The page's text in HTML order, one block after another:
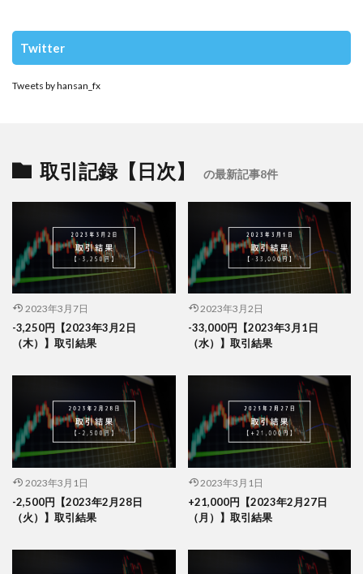
Twitter
Tweets by hansan_fx
取引記録【日次】 の最新記事8件
2023年3月7日
-3,250円【2023年3月2日
（木）】取引結果
2023年3月2日
-33,000円【2023年3月1日
（水）】取引結果
2023年3月1日
-2,500円【2023年2月28日
（火）】取引結果
2023年3月1日
+21,000円【2023年2月27日
（月）】取引結果